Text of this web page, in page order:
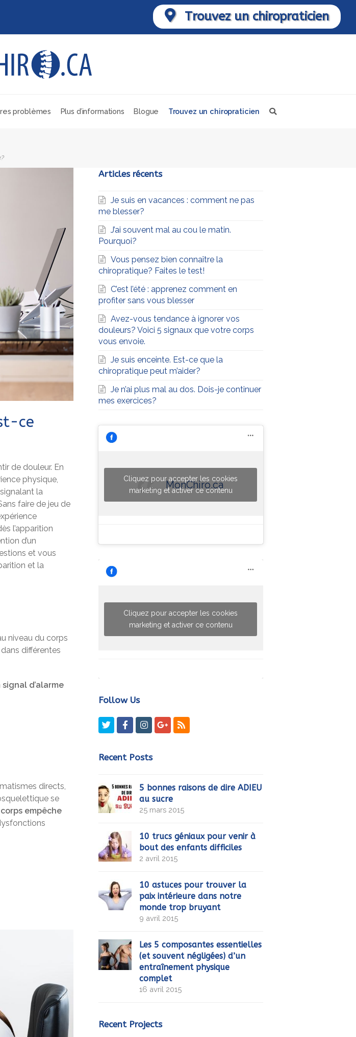
Trouvez un chiropraticien
problèmes Plus d’informations Blogue Trouvez un chiropraticien
ce
de douleur. En
physique,
la
faire de jeu de
l’apparition
d’un
et vous
et la
niveau du corps
différentes
signal d’alarme
directs,
se
empêche
Articles récents
Je suis en vacances : comment ne pas
me blesser?
J’ai souvent mal au cou le matin.
Pourquoi?
Vous pensez bien connaître la
chiropratique? Faites le test!
C’est l’été : apprenez comment en
profiter sans vous blesser
Avez-vous tendance à ignorer vos
douleurs? Voici 5 signaux que votre corps
vous envoie.
Je suis enceinte. Est-ce que la
chiropratique peut m’aider?
Je n’ai plus mal au dos. Dois-je continuer
mes exercices?
MonChiro.ca
Cliquez pour accepter les cookies
marketing et activer ce contenu
Cliquez pour accepter les cookies
marketing et activer ce contenu
Follow Us
TwitterFacebookInstagramGooglePlus
RSS
Recent Posts
5 bonnes raisons de dire ADIEU
au sucre
25 mars 2015
10 trucs géniaux pour venir à
bout des enfants difficiles
2 avril 2015
10 astuces pour trouver la
paix intérieure dans notre
monde trop bruyant
9 avril 2015
Les 5 composantes essentielles
(et souvent négligées) d’un
entraînement physique
complet
16 avril 2015
Recent Projects